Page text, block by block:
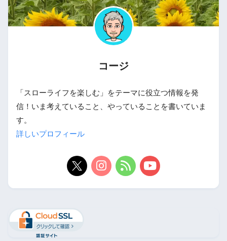
コージ
「スローライフを楽しむ」をテーマに役立つ情報を発
信！いま考えていること、やっていることを書いていま
す。
詳しいプロフィール